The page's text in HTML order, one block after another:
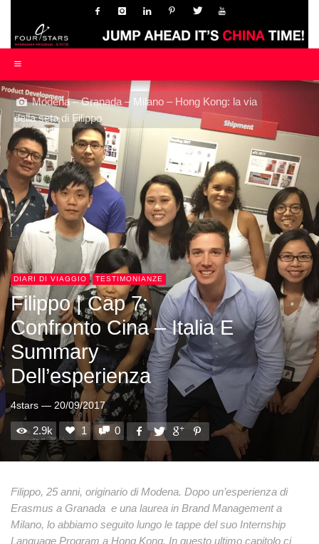
Modena – Granada – Milano – Hong Kong: la via
della seta di Filippo
DIARI DI VIAGGIO TESTIMONIANZE
Filippo | Cap 7:
Confronto Cina – Italia E
Summary
Dell’esperienza
4stars — 20/09/2017
2.9k 1 0
Filippo, 25 anni, originario di Modena. Dopo un’esperienza di
Erasmus a Granada e una laurea in Brand Management a
Milano, lo abbiamo seguito lungo le tappe del suo Internship
Language Program a Hong Kong. In questo ultimo capitolo ci